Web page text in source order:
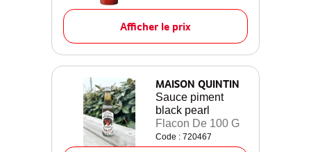
Afficher le prix
MAISON QUINTIN
Sauce piment
black pearl
Flacon De 100 G
Code : 720467